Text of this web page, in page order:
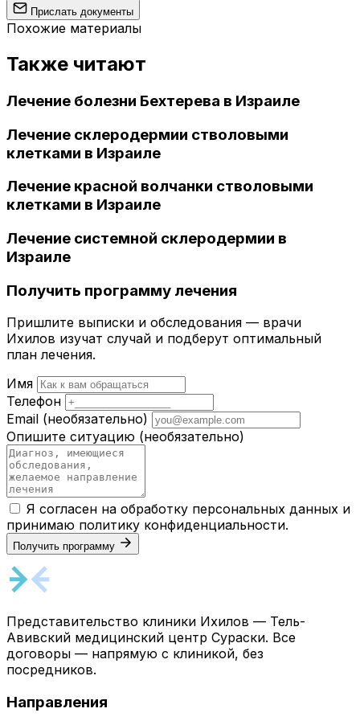
Прислать документы
Похожие материалы
Также читают
Лечение болезни Бехтерева в Израиле
Лечение склеродермии стволовыми
клетками в Израиле
Лечение красной волчанки стволовыми
клетками в Израиле
Лечение системной склеродермии в
Израиле
Получить программу лечения
Пришлите выписки и обследования — врачи
Ихилов изучат случай и подберут оптимальный
план лечения.
Имя
Телефон
Email (необязательно)
Опишите ситуацию (необязательно)
Я согласен на обработку персональных данных и
принимаю политику конфиденциальности.
Получить программу
Представительство клиники Ихилов — Тель-
Авивский медицинский центр Сураски. Все
договоры — напрямую с клиникой, без
посредников.
Направления